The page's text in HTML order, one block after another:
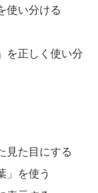
使い分ける
を正しく使い分
見た目にする
」を使う